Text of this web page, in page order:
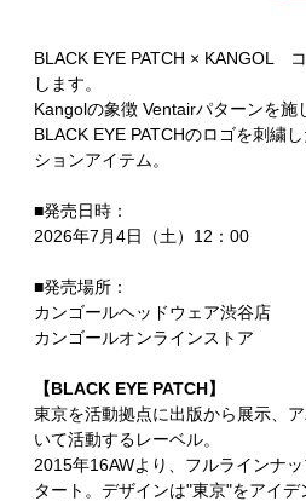
BLACK EYE PATCH × KANGOL
します。
Kangolの象徴 Ventairパターンを施
BLACK EYE PATCHのロゴを刺繍
ションアイテム。
■発売日時：
2026年7月4日（土）12：00
■発売場所：
カンゴールヘッドウェア渋谷店
カンゴールオンラインストア
【BLACK EYE PATCH】
東京を活動拠点に出版から展示、
いて活動するレーベル。
2015年16AWより、フルラインナ
タート。デザインは"東京"をアイ